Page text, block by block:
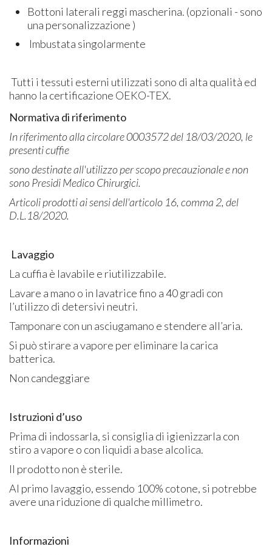
Bottoni laterali reggi mascherina. (opzionali - sono
una personalizzazione )
Imbustata singolarmente
Tutti i tessuti esterni utilizzati sono di alta qualità ed
hanno la certificazione OEKO-TEX.
Normativa di riferimento
In riferimento alla circolare 0003572 del 18/03/2020, le
presenti cuffie
sono destinate all'utilizzo per scopo precauzionale e non
sono Presidi Medico Chirurgici.
Articoli prodotti ai sensi dell'articolo 16, comma 2, del
D.L.18/2020.
Lavaggio
La cuffia è lavabile e riutilizzabile.
Lavare a mano o in lavatrice fino a 40 gradi con
l’utilizzo di detersivi neutri.
Tamponare con un asciugamano e stendere all’aria.
Si può stirare a vapore per eliminare la carica
batterica.
Non candeggiare
Istruzioni d’uso
Prima di indossarla, si consiglia di igienizzarla con
stiro a vapore o con liquidi a base alcolica.
Il prodotto non è sterile.
Al primo lavaggio, essendo 100% cotone, si potrebbe
avere una riduzione di qualche millimetro.
Informazioni